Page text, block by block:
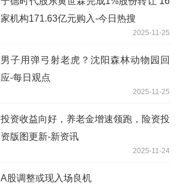
家机构171.63亿元购入-今日热搜
2025-11-25
男子用弹弓射老虎？沈阳森林动物园回
应-每日观点
2025-11-25
投资收益向好，养老金增速领跑，险资投
资版图更新-新资讯
2025-11-24
A股调整或现入场良机